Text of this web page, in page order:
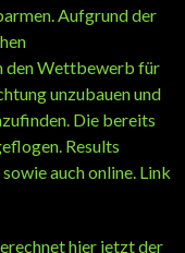
Aufgrund der
den Wettbewerb für
unzubauen und
Die bereits
Results
auch online. Link
hier jetzt der